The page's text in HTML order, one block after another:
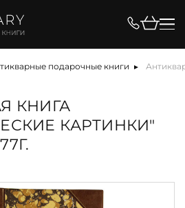
подарочные книги
КНИГА
КАРТИНКИ"